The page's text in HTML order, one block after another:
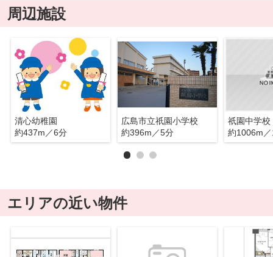
周辺施設
清心幼稚園
約437m／6分
広島市立祇園小学校
約396m／5分
祇園中学校
約1006m
エリアの近い物件